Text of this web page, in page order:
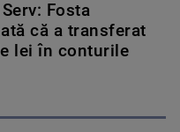
Fosta
că a transferat
lei în conturile